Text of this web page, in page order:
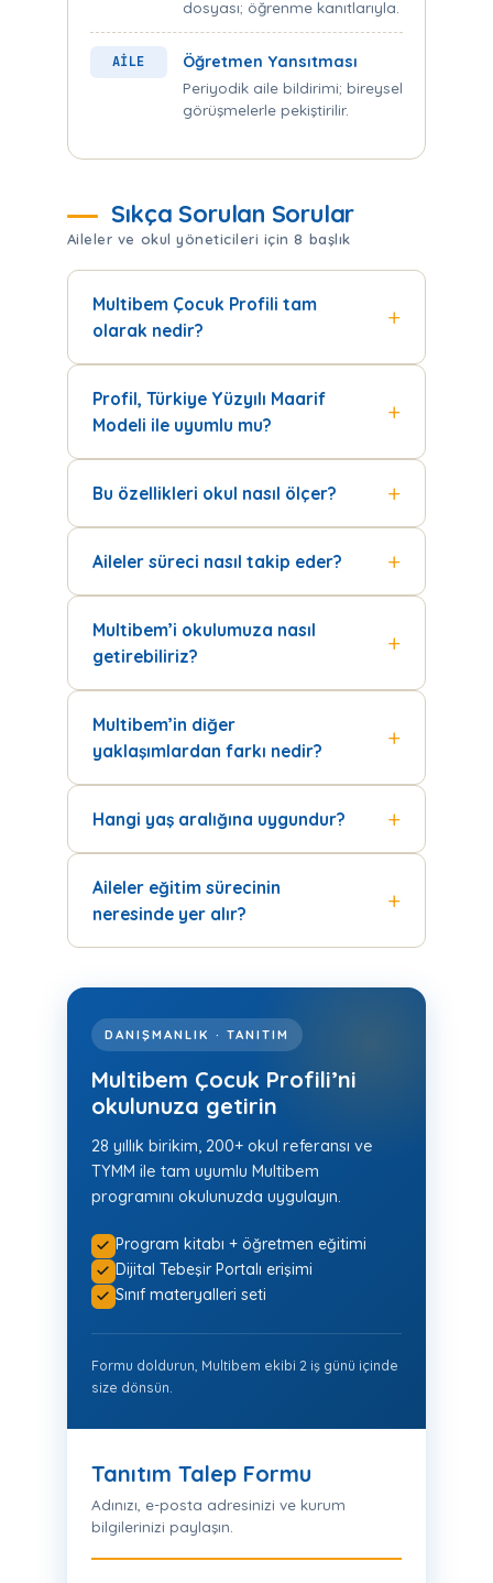
dosyası; öğrenme kanıtlarıyla.
AİLE Öğretmen Yansıtması
Periyodik aile bildirimi; bireysel
görüşmelerle pekiştirilir.
Sıkça Sorulan Sorular
Aileler ve okul yöneticileri için 8 başlık
Multibem Çocuk Profili tam
olarak nedir?
Profil, Türkiye Yüzyılı Maarif
Modeli ile uyumlu mu?
Bu özellikleri okul nasıl ölçer?
Aileler süreci nasıl takip eder?
Multibem’i okulumuza nasıl
getirebiliriz?
Multibem’in diğer
yaklaşımlardan farkı nedir?
Hangi yaş aralığına uygundur?
Aileler eğitim sürecinin
neresinde yer alır?
DANIŞMANLIK · TANITIM
Multibem Çocuk Profili’ni
okulunuza getirin
28 yıllık birikim, 200+ okul referansı ve
TYMM ile tam uyumlu Multibem
programını okulunuzda uygulayın.
Program kitabı + öğretmen eğitimi
Dijital Tebeşir Portalı erişimi
Sınıf materyalleri seti
Formu doldurun, Multibem ekibi 2 iş günü içinde
size dönsün.
Tanıtım Talep Formu
Adınızı, e-posta adresinizi ve kurum
bilgilerinizi paylaşın.